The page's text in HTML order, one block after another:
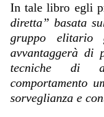
In tale libro egli
diretta” basata
gruppo
avvantaggerà di
tecniche di
comportamento
sorveglianza e